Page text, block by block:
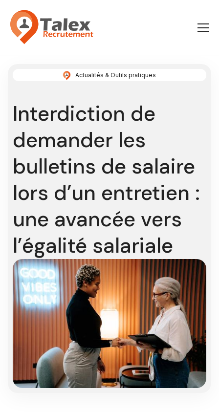
Actualités & Outils pratiques
Interdiction de
demander les
bulletins de salaire
lors d’un entretien :
une avancée vers
l’égalité salariale